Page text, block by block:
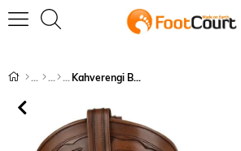
Kahverengi Bayan Kovboy Çizmesi (Buz)